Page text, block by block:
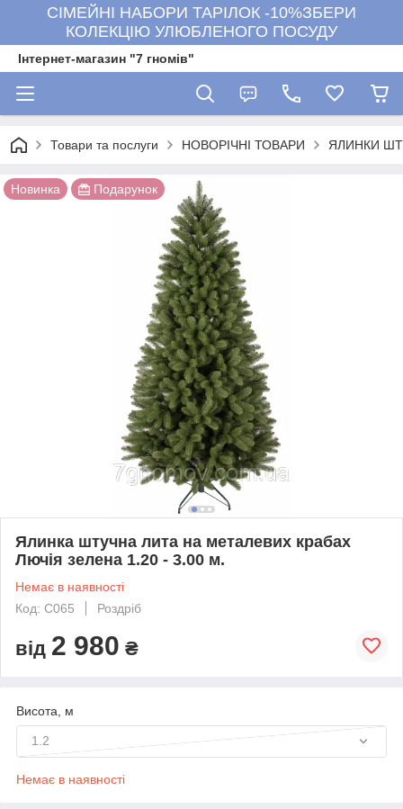
СІМЕЙНІ НАБОРИ ТАРІЛОК -10%ЗБЕРИ
КОЛЕКЦІЮ УЛЮБЛЕНОГО ПОСУДУ
Інтернет-магазин "7 гномів"
Товари та послуги НОВОРІЧНІ ТОВАРИ ЯЛИНКИ
Новинка Подарунок
Ялинка штучна лита на металевих крабах
Лючія зелена 1.20 - 3.00 м.
Немає в наявності
Код: С065
Роздріб
від 2 980 ₴
Висота, м
1.2
Немає в наявності